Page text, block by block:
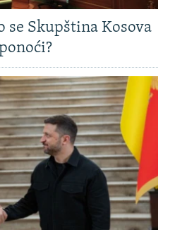
se Skupština Kosova